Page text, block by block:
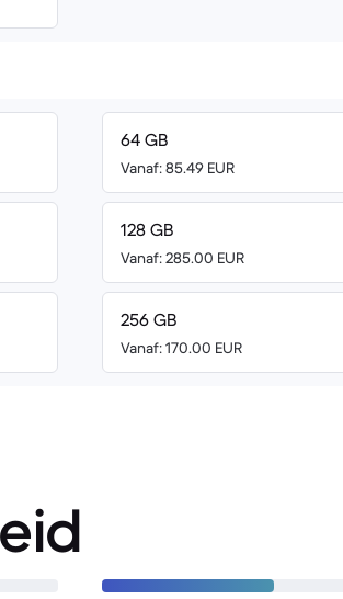
64 GB
Vanaf: 85.49 EUR
128 GB
Vanaf: 285.00 EUR
256 GB
Vanaf: 170.00 EUR